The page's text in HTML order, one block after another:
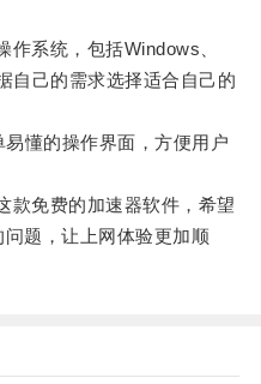
系统，包括Windows、
自己的需求选择适合自己的
懂的操作界面，方便用户
免费的加速器软件，希望
题，让上网体验更加顺